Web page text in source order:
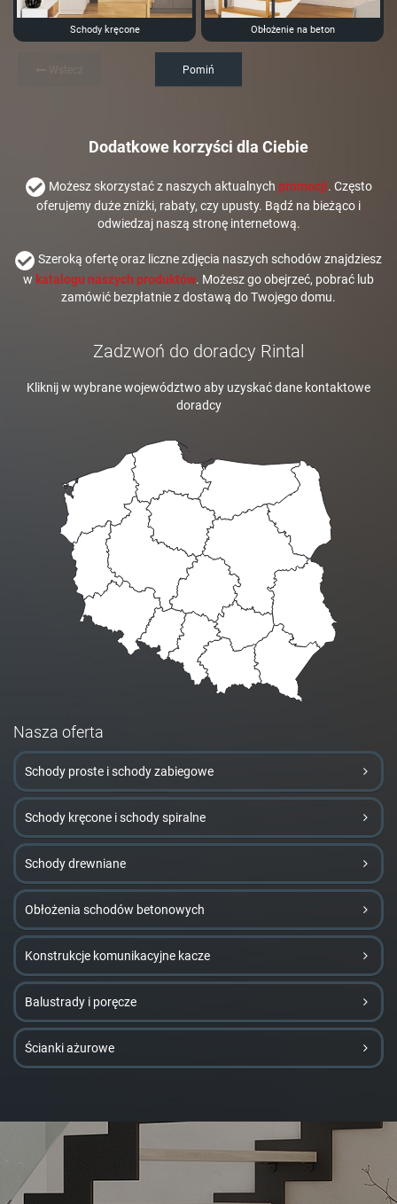
Schody kręcone Obłożenie na beton
Pomiń
Dodatkowe korzyści dla Ciebie
Możesz skorzystać z naszych aktualnych promocji. Często
oferujemy duże zniżki, rabaty, czy upusty. Bądź na bieżąco i
odwiedzaj naszą stronę internetową.
Szeroką ofertę oraz liczne zdjęcia naszych schodów znajdziesz
w katalogu naszych produktów. Możesz go obejrzeć, pobrać lub
zamówić bezpłatnie z dostawą do Twojego domu.
Zadzwoń do doradcy Rintal
Kliknij w wybrane województwo aby uzyskać dane kontaktowe
doradcy
Nasza oferta
Schody proste i schody zabiegowe
Schody kręcone i schody spiralne
Schody drewniane
Obłożenia schodów betonowych
Konstrukcje komunikacyjne kacze
Balustrady i poręcze
Ścianki ażurowe